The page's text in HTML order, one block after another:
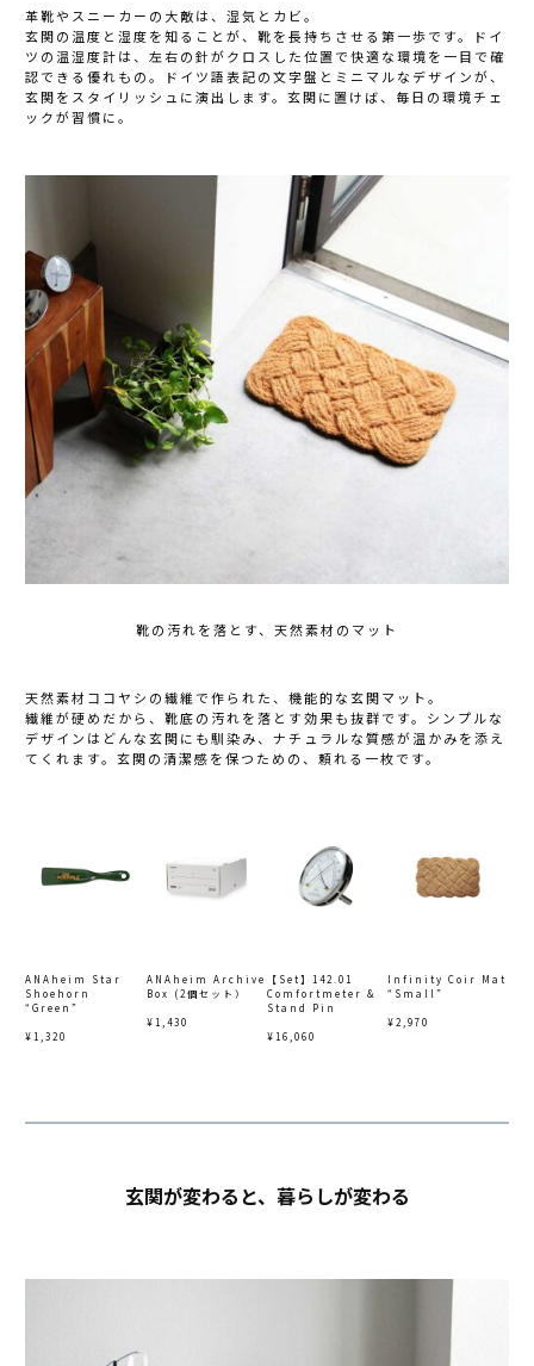
革靴やスニーカーの大敵は、湿気とカビ。
玄関の温度と湿度を知ることが、靴を長持ちさせる第一歩です。ドイ
ツの温湿度計は、左右の針がクロスした位置で快適な環境を一目で確
認できる優れもの。ドイツ語表記の文字盤とミニマルなデザインが、
玄関をスタイリッシュに演出します。玄関に置けば、毎日の環境チェ
ックが習慣に。
靴の汚れを落とす、天然素材のマット
天然素材ココヤシの繊維で作られた、機能的な玄関マット。
繊維が硬めだから、靴底の汚れを落とす効果も抜群です。シンプルな
デザインはどんな玄関にも馴染み、ナチュラルな質感が温かみを添え
てくれます。玄関の清潔感を保つための、頼れる一枚です。
ANAheim Star
Shoehorn
“Green”
¥1,320
ANAheim Archive
Box (2個セット）
¥1,430
【Set】142.01
Comfortmeter &
Stand Pin
¥16,060
Infinity Coir Mat
“Small”
¥2,970
玄関が変わると、暮らしが変わる